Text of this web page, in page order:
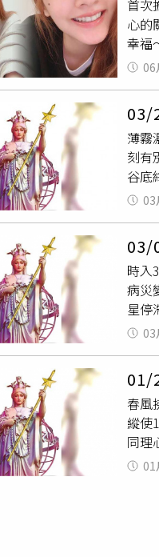
由股
是成
亮閃
辨，
石。
相位
薄發
源一
九月
感情
位點
爛終
並無
圖
來一
首次
心的
幸福～」怡麗絲
端膠
濕
澎
去品
精華
以馬
感覺
好上
更
肌效
費者
效修
妝前
黑不
06
03/
薄霧
刻有
谷底
吉兆
境
理
最多
星與
澤審
牛更
地解
期
坐
兩不
心病
女座
泰。
身快
03
03/
時入
病災
星停
流。
此
意機
向下
情事
若盛
場有
年
03
01/
春風
縱使
同理
周就
或
01